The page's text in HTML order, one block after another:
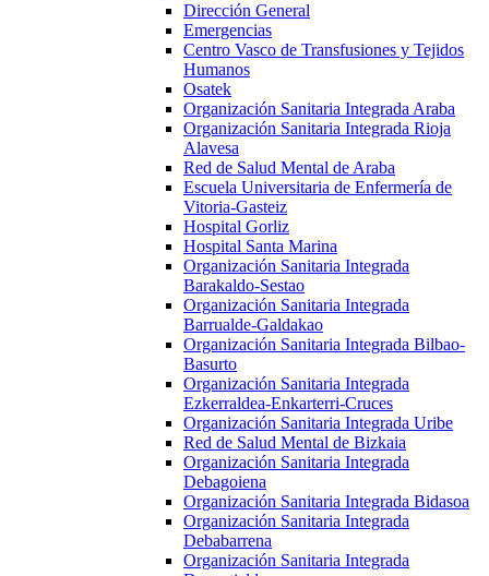
Dirección General
Emergencias
Centro Vasco de Transfusiones y Tejidos
Humanos
Osatek
Organización Sanitaria Integrada Araba
Organización Sanitaria Integrada Rioja
Alavesa
Red de Salud Mental de Araba
Escuela Universitaria de Enfermería de
Vitoria-Gasteiz
Hospital Gorliz
Hospital Santa Marina
Organización Sanitaria Integrada
Barakaldo-Sestao
Organización Sanitaria Integrada
Barrualde-Galdakao
Organización Sanitaria Integrada Bilbao-
Basurto
Organización Sanitaria Integrada
Ezkerraldea-Enkarterri-Cruces
Organización Sanitaria Integrada Uribe
Red de Salud Mental de Bizkaia
Organización Sanitaria Integrada
Debagoiena
Organización Sanitaria Integrada Bidasoa
Organización Sanitaria Integrada
Debabarrena
Organización Sanitaria Integrada